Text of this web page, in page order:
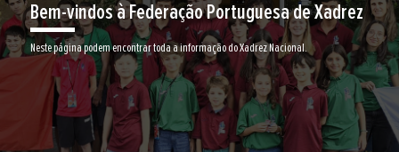
Bem-vindos à Federação Portuguesa de Xadrez
Neste página podem encontrar toda a informação do Xadrez Nacional.